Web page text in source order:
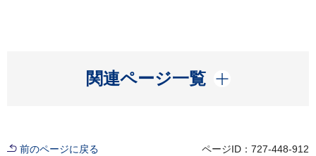
関連ページ一覧
開く
前のページに戻る ページID：727-448-912